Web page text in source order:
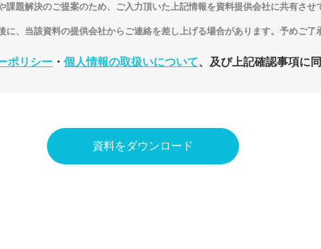
課題解決のご提案のため、ご入力頂いた上記情報を資料提供会社に共有させ
に、当該資料の提供会社からご連絡を差し上げる場合があります。予めご了
ポリシー ・ 個人情報の取扱いについて、及び上記確認事項に